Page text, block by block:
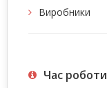
Виробники
Час роботи